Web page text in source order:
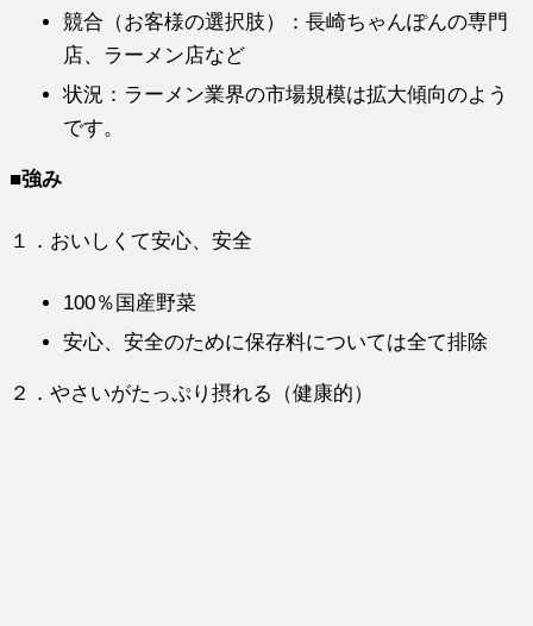
競合（お客様の選択肢）：長崎ちゃんぽんの専門
店、ラーメン店など
状況：ラーメン業界の市場規模は拡大傾向のよう
です。
■強み
１．おいしくて安心、安全
100％国産野菜
安心、安全のために保存料については全て排除
２．やさいがたっぷり摂れる（健康的）